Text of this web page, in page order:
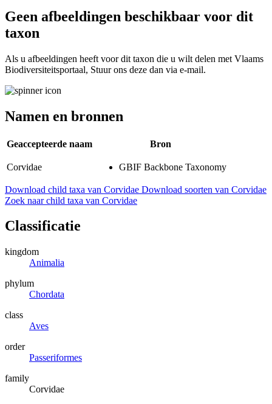
Geen afbeeldingen beschikbaar voor dit
taxon
Als u afbeeldingen heeft voor dit taxon die u wilt delen met Vlaams
Biodiversiteitsportaal, Stuur ons deze dan via e-mail.
Namen en bronnen
Geaccepteerde naam Bron
Corvidae GBIF Backbone Taxonomy
Download child taxa van Corvidae Download soorten van Corvidae
Zoek naar child taxa van Corvidae
Classificatie
kingdom
Animalia
phylum
Chordata
class
Aves
order
Passeriformes
family
Corvidae